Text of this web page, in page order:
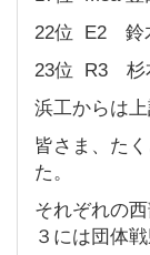
22位 E2 鈴
23位 R3 杉
浜工からは
皆さま、た
た。
それぞれの
３には団体